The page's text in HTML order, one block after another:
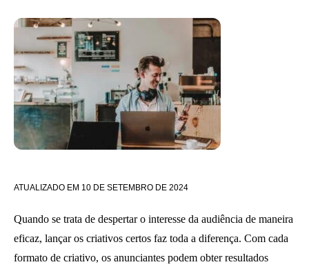
ATUALIZADO EM 10 DE SETEMBRO DE 2024
Quando se trata de despertar o interesse da audiência de maneira
eficaz, lançar os criativos certos faz toda a diferença. Com cada
formato de criativo, os anunciantes podem obter resultados